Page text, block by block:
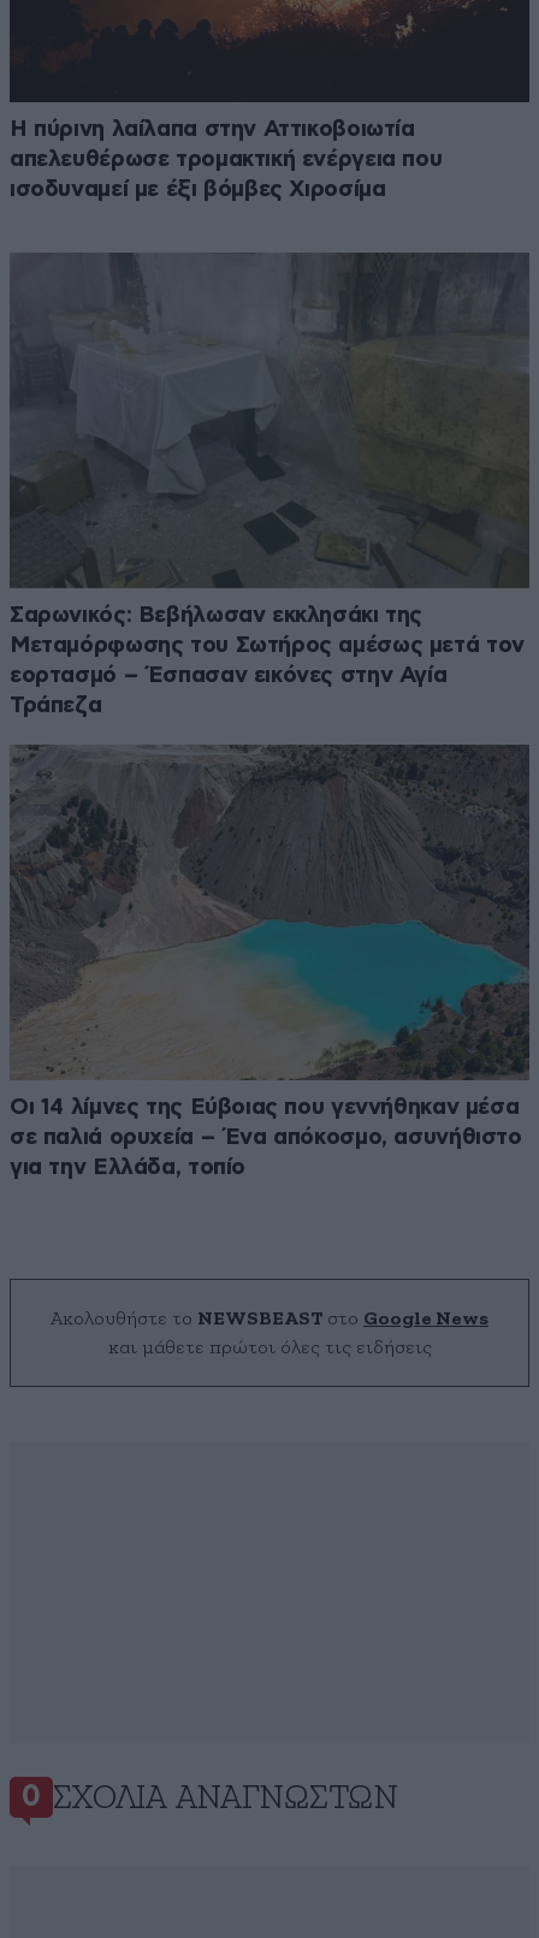
Η πύρινη λαίλαπα στην Αττικοβοιωτία
απελευθέρωσε τρομακτική ενέργεια που
ισοδυναμεί με έξι βόμβες Χιροσίμα
Σαρωνικός: Βεβήλωσαν εκκλησάκι της
Μεταμόρφωσης του Σωτήρος αμέσως μετά τον
εορτασμό – Έσπασαν εικόνες στην Αγία
Τράπεζα
Οι 14 λίμνες της Εύβοιας που γεννήθηκαν μέσα
σε παλιά ορυχεία – Ένα απόκοσμο, ασυνήθιστο
για την Ελλάδα, τοπίο
Ακολουθήστε το NEWSBEAST στο Google News
και μάθετε πρώτοι όλες τις ειδήσεις
0 ΣΧΌΛΙΑ ΑΝΑΓΝΩΣΤΏΝ